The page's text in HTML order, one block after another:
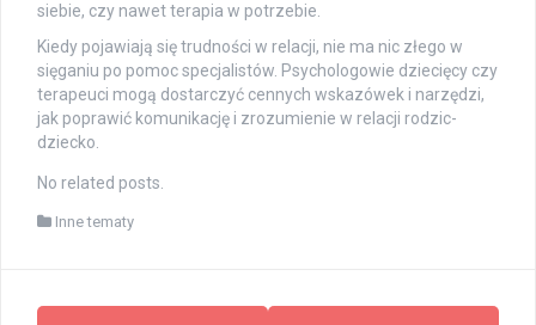
siebie, czy nawet terapia w potrzebie.
Kiedy pojawiają się trudności w relacji, nie ma nic złego w
sięganiu po pomoc specjalistów. Psychologowie dziecięcy czy
terapeuci mogą dostarczyć cennych wskazówek i narzędzi,
jak poprawić komunikację i zrozumienie w relacji rodzic-
dziecko.
No related posts.
Inne tematy